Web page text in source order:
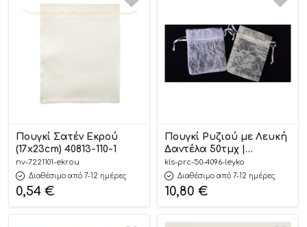
Πουγκί Σατέν Εκρού
(17x23cm) 40813-110-1
nv-7221101-ekrou
Διαθέσιμο από 7-12 ημέρες
0,54 €
Πουγκί Ρυζιού με Λευκή
Δαντέλα 50τμχ |
PRC/50/4096 Kaliso
kls-prc-50-4096-leyko
Διαθέσιμο από 7-12 ημέρες
10,80 €